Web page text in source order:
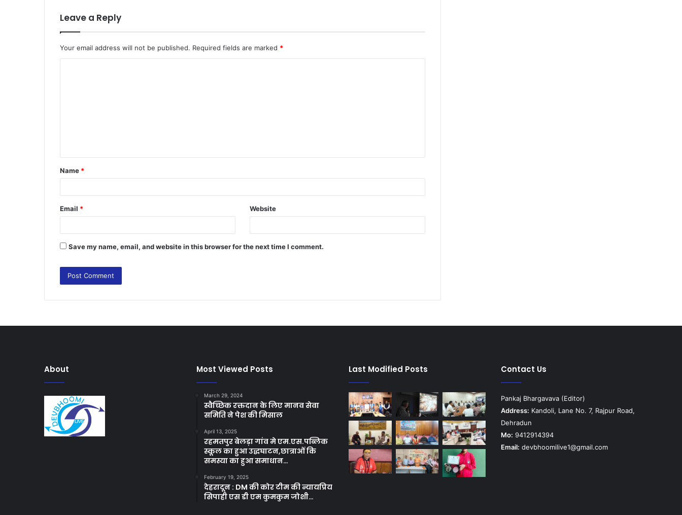
Leave a Reply
Your email address will not be published. Required fields are marked *
t
*
Name *
Email * Website
Save my name, email, and website in this browser for the next time I comment.
About Most Viewed Posts
March 29, 2024
स्वैच्छिक रक्तदान के लिए मानव सेवा
समिति ने पेश की मिसाल
April 13, 2025
रहमतपुर बेलड़ा गांव मे एम.एस.पब्लिक
स्कूल का हुआ उद्धघाटन,छात्राओं कि
समस्या का हुआ समाधान…
February 19, 2025
देहरादून : DM की कोर टीम की न्यायप्रिय
सिपाही एस डी एम कुमकुम जोशी…
Last Modified Posts Contact Us
Pankaj Bhargavava (Editor)
Address: Kandoli, Lane No. 7, Rajpur Road,
Dehradun
Mo: 9412914394
Email: devbhoomilive1@gmail.com